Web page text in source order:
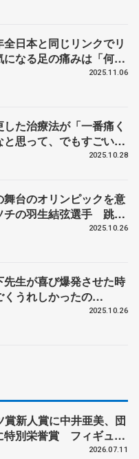
日本と同じリンクでリ
なる足の痛みは「何か
【GP第4戦NHK杯公式
2025.11.06
た治療法が「一番痛く
思って、でもすごい効
り付けのシゼロンの演
2025.10.28
舞台のオリンピックを意
チの羽生結弦選手 跳べ
3キロ増え、ジム通った
2025.10.26
先生が喜び爆発させた時
くうれしかったの
不安と闘い本番で久々
2025.10.26
賞新人賞に中井亜美、団
特別栄誉賞 フィギュア
のスポーツを組み合わせ
2026.07.11